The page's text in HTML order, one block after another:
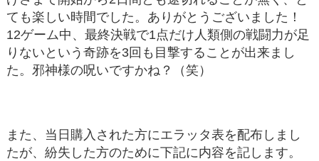
ても楽しい時間でした。ありがとうございました！
12ゲーム中、最終決戦で1点だけ人類側の戦闘力が足
りないという奇跡を3回も目撃することが出来まし
た。邪神様の呪いですかね？（笑）
また、当日購入された方にエラッタ表を配布しまし
たが、紛失した方のために下記に内容を記します。